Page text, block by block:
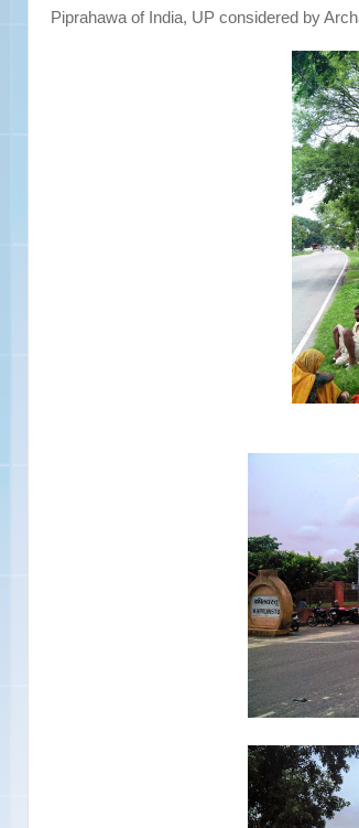
Piprahawa of India, UP considered by